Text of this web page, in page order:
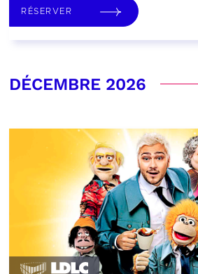
RÉSERVER
DÉCEMBRE 2026